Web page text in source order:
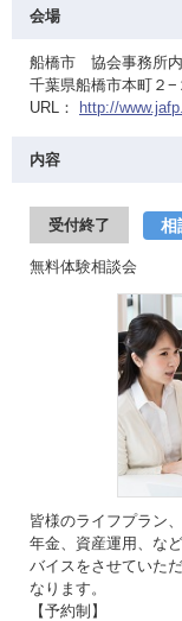
会場
船橋市 協会事務所内
千葉県船橋市本町２
URL：
http://
内容
受付終了 相
無料体験相談会
皆様のライフプラン
年金、資産運用、な
バイスをさせていた
なります。
【予約制】